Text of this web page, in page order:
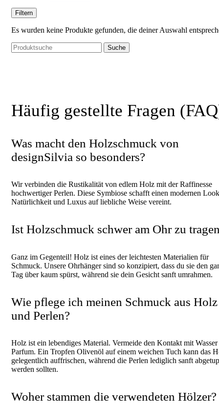
Filtern
Es wurden keine Produkte gefunden, die deiner Auswahl
Suche
Häufig gestellte Fragen
Was macht den Holzschmuck von
designSilvia so besonders?
Wir verbinden die Rustikalität von edlem Holz mit der Raffinesse
hochwertiger Perlen. Diese Symbiose schafft einen modernen
Natürlichkeit und Luxus auf liebliche Weise vereint.
Ist Holzschmuck schwer am Ohr zu
Ganz im Gegenteil! Holz ist eines der leichtesten Materialien für
Schmuck. Unsere Ohrhänger sind so konzipiert, dass du sie den
Tag über kaum spürst, während sie dein Gesicht sanft umrahmen.
Wie pflege ich meinen Schmuck aus Holz
und Perlen?
Holz ist ein lebendiges Material. Vermeide den Kontakt mit
Parfum. Ein Tropfen Olivenöl auf einem weichen Tuch kann das
gelegentlich auffrischen, während die Perlen lediglich sanft
werden sollten.
Woher stammen die verwendeten Hölzer?